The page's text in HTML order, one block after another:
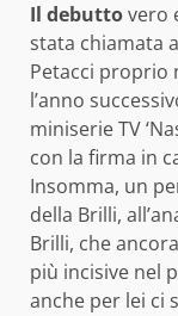
Il debuttovero
stata chiamata
Petacci proprio
l’anno
miniserie TV
con la firma in
Insomma, un
della Brilli,
Brilli, che
più incisive nel
anche per lei ci